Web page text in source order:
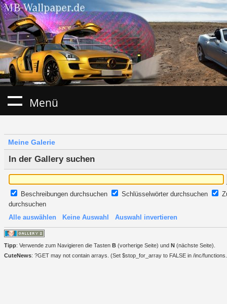
Menü
Meine Galerie
In der Gallery suchen
Beschreibungen durchsuchen Schlüsselwörter durchsuchen
durchsuchen
Alle auswählen
Keine Auswahl Auswahl invertieren
Tipp: Verwende zum Navigieren die Tasten B (vorherige Seite) und N (nächste Seite).
CuteNews: ?GET may not contain arrays. (Set $stop_for_array to FALSE in /inc/